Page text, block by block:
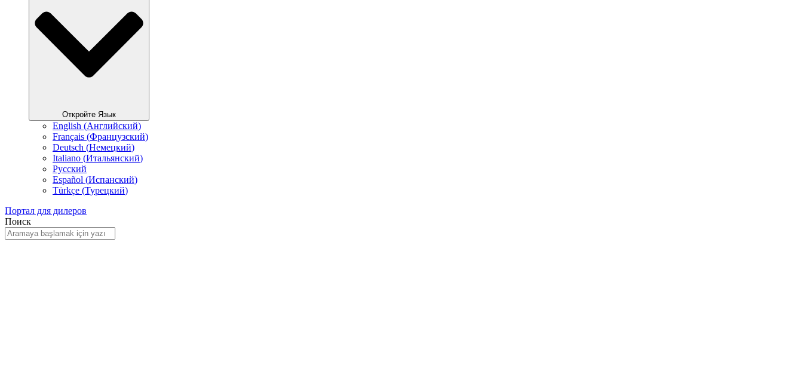
Откройте Язык
English (Английский)
Français (Французский)
Deutsch (Немецкий)
Italiano (Итальянский)
Русский
Español (Испанский)
Türkçe (Турецкий)
Портал для дилеров
Поиск